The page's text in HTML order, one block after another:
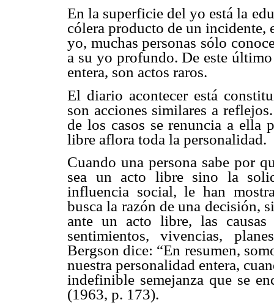
En la superficie del yo está la
cólera producto de un incidente,
yo, muchas personas sólo
a su yo profundo. De este
entera, son actos raros.
El diario acontecer está
son acciones similares a
de los casos se renuncia a ella
libre aflora toda la personalidad.
Cuando una persona sabe por
sea un acto libre sino la
influencia social, le han
busca la razón de una decisión,
ante un acto libre, las
sentimientos, vivencias,
Bergson dice: “En resumen,
nuestra personalidad entera,
indefinible semejanza que se
(1963, p. 173).